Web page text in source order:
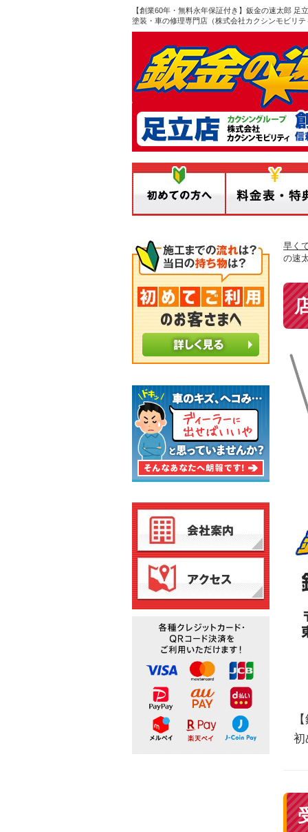
【創業60年・無料永年保証付き】鈑金の速太郎
塗装・車の修理専門店（株式会社カクシンモビリテ
早く
の速
初